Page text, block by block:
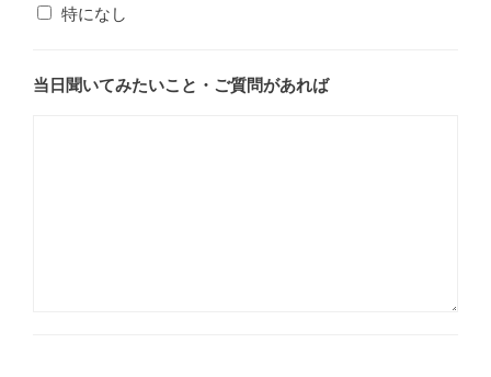
特になし
当日聞いてみたいこと・ご質問があれば